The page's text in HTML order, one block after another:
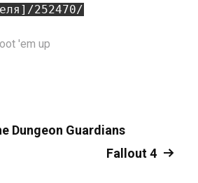
252470/
'em up
Dungeon Guardians
Fallout 4